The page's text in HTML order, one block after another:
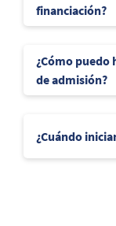
financiación?
¿Cómo puedo
de admisión?
¿Cuándo